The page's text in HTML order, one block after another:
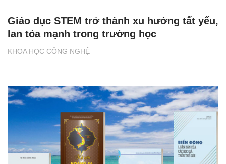
KHOA HỌC CÔNG NGHỆ
Giáo dục STEM trở thành xu hướng tất yếu,
lan tỏa mạnh trong trường học